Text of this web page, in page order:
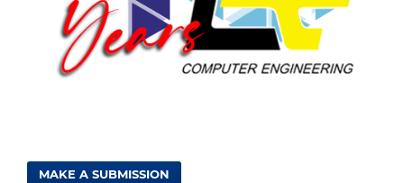
MAKE A SUBMISSION